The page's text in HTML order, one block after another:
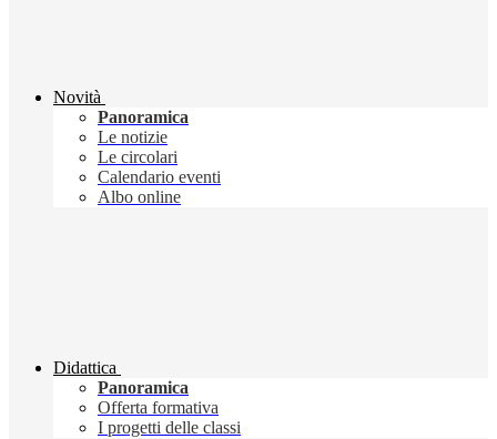
Novità
Panoramica
Le notizie
Le circolari
Calendario eventi
Albo online
Didattica
Panoramica
Offerta formativa
I progetti delle classi